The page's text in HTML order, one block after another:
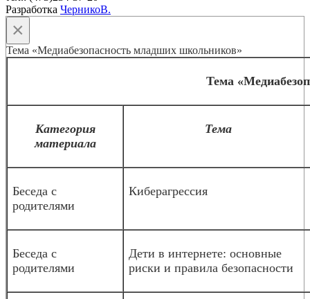
Разработка ЧерникоВ.
×
Тема «Медиабезопасность младших школьников»
Тема
Категория
материала
Тема
Беседа с
родителями
Киберагрессия
Беседа с
родителями
Дети в интернете: основные
риски и правила безопасности